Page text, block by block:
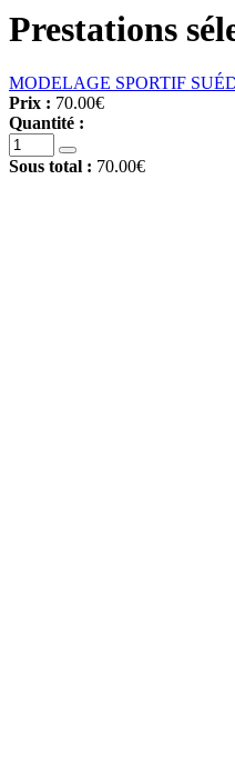
Prestations
MODELAGE SPORTIF
Prix : 70.00€
Quantité :
Sous total : 70.00€